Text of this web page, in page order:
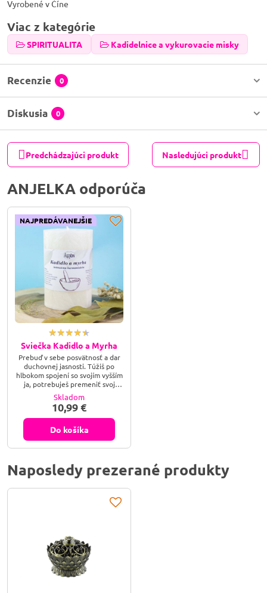
Vyrobené v Číne
Viac z kategórie
SPIRITUALITA Kadidelnice a vykurovacie misky
Recenzie 0
Diskusia 0
Predchádzajúci produkt Nasledujúci produkt
ANJELKA odporúča
NAJPREDÁVANEJŠIE
Sviečka Kadidlo a Myrha
Prebuď v sebe posvätnosť a dar
duchovnej jasnosti. Túžiš po
hlbokom spojení so svojím vyšším
ja, potrebuješ premeniť svoj
domov na posvätný chrám kľudu,
alebo hľadáš silu starobylých
rituálov na prečistenie mysle a
duše? Sviečka Kadidlo a Myrha je
tvojím energetickým mostom k
nekonečnu – zapáľ jej plameň a
dovoľ tejto vznešenej vibrácii,
rozptýlila každú stopu...
Skladom
10,99 €
Do košíka
Naposledy prezerané produkty